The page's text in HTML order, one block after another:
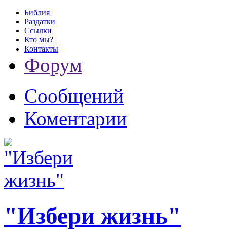
Библия
Раздатки
Ссылки
Кто мы?
Контакты
Форум
Сообщений
Коментарии
"Избери жизнь"